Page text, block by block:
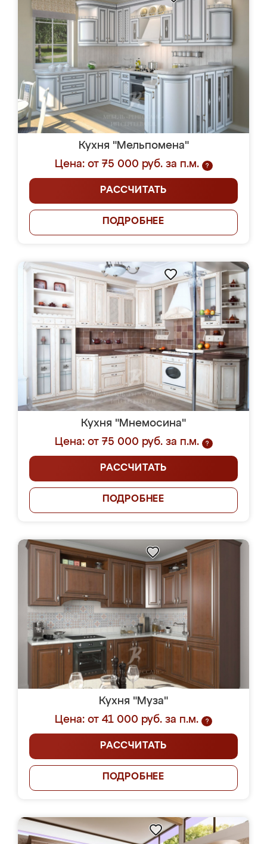
Кухня "Мельпомена"
Цена: от 75 000 руб. за п.м.
?
РАССЧИТАТЬ
ПОДРОБНЕЕ
Кухня "Мнемосина"
Цена: от 75 000 руб. за п.м.
?
РАССЧИТАТЬ
ПОДРОБНЕЕ
Кухня "Муза"
Цена: от 41 000 руб. за п.м.
?
РАССЧИТАТЬ
ПОДРОБНЕЕ